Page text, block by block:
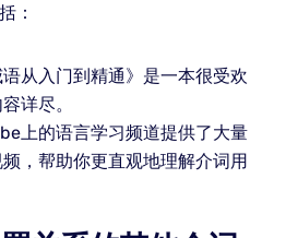
：
语从入门到精通》是一本很受欢
详尽。
上的语言学习频道提供了大量
，帮助你更直观地理解介词用